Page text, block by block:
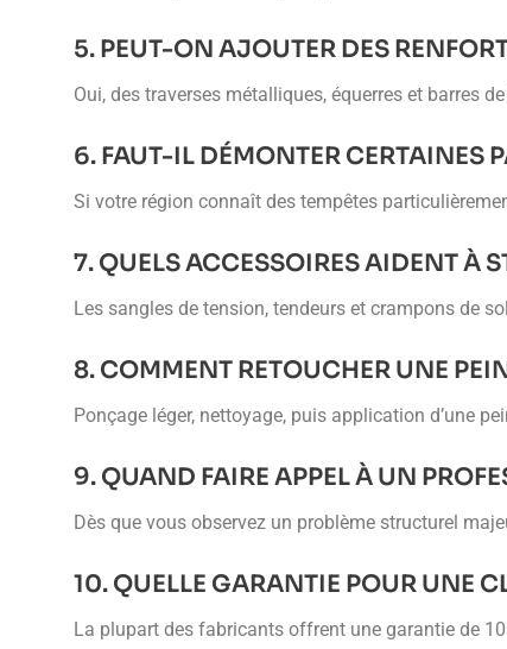
5. PEUT-ON AJOUTER DES
Oui, des traverses métalliques, équerres et barres
6. FAUT-IL DÉMONTER CERTAINES
Si votre région connaît des tempêtes
7. QUELS ACCESSOIRES AIDENT À
Les sangles de tension, tendeurs et crampons de
8. COMMENT RETOUCHER UNE
Ponçage léger, nettoyage, puis application d’une
9. QUAND FAIRE APPEL À UN
Dès que vous observez un problème structurel
10. QUELLE GARANTIE POUR UNE
La plupart des fabricants offrent une garantie de